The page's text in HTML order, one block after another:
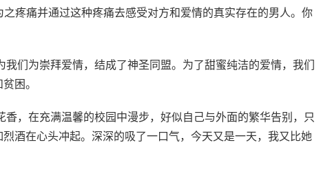
疼痛并通过这种疼痛去感受对方和爱情的真实存在的男人。你
们为崇拜爱情，结成了神圣同盟。为了甜蜜纯洁的爱情，我们
困。
，在充满温馨的校园中漫步，好似自己与外面的繁华告别，只
酒在心头冲起。深深的吸了一口气，今天又是一天，我又比她